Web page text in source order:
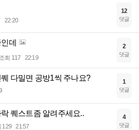
22:20
12
댓글
데
조회 117 22:19
2
댓글
다밀면 공방1씩 주나요? 1
댓글
퀘스트좀 알려주세요..
129 21:57
4
댓글